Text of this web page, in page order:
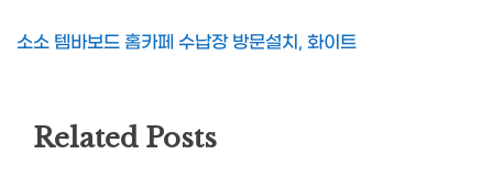
소소 템바보드 홈카페 수납장 방문설치, 화이트
Related Posts